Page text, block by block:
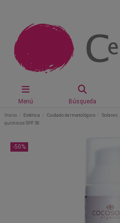
Menú Búsqueda
Inicio Estética Cuidado dermatológico Solares
químicos SPF 50
-50%